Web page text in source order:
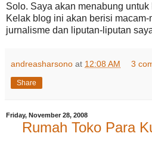
Solo. Saya akan menabung
Kelak blog ini akan berisi macam-
jurnalisme dan liputan-liputan
andreasharsono at 12:08 AM 3
Share
Friday, November 28, 2008
Rumah Toko Para